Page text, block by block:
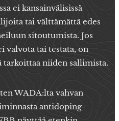
ei kansainvälisissä
tai välttämättä edes
sitoutumista. Jos
valvota tai testata, on
tarkoittaa niiden sallimista.
WADA:lta vahvan
antidoping-